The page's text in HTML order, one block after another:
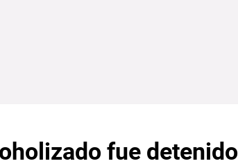
fue detenido